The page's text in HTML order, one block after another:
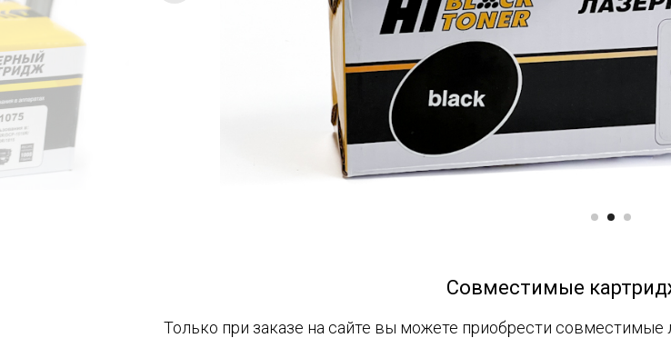
Совместимые
Только при заказе на сайте вы можете приобрести совместимые